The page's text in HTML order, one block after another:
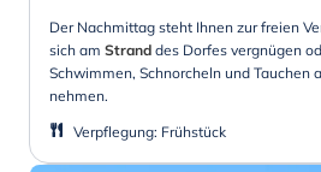
Der Nachmittag steht Ihnen zur freien
sich am Strand des Dorfes vergnügen
Schwimmen, Schnorcheln und Tauchen
nehmen.
Verpflegung: Frühstück